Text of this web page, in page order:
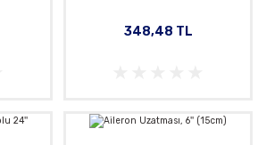
348,48 TL